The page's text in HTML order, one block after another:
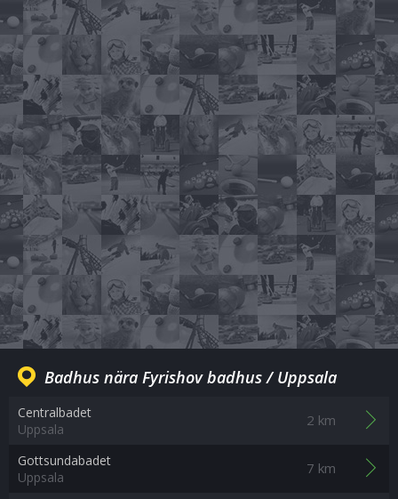
Badhus nära Fyrishov badhus / Uppsala
Centralbadet
Uppsala
2 km
Gottsundabadet
Uppsala
7 km